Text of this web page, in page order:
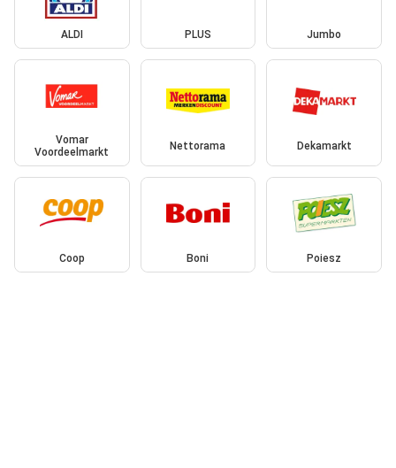
ALDI PLUS Jumbo
Vomar
Voordeelmarkt
Nettorama Dekamarkt
Coop Boni Poiesz